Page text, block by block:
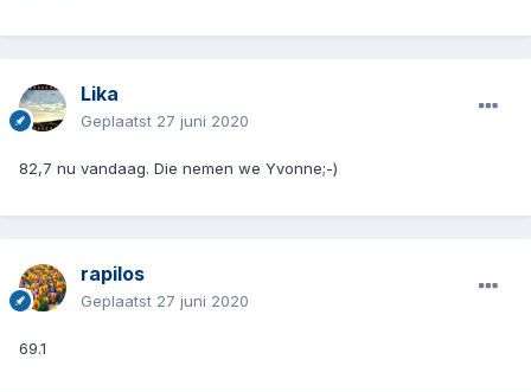
Lika
Geplaatst 27 juni 2020
82,7 nu vandaag. Die nemen we Yvonne;-)
rapilos
Geplaatst 27 juni 2020
69.1